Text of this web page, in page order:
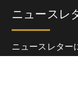
ニュースレ
ニュースレター
ュース、ニュー